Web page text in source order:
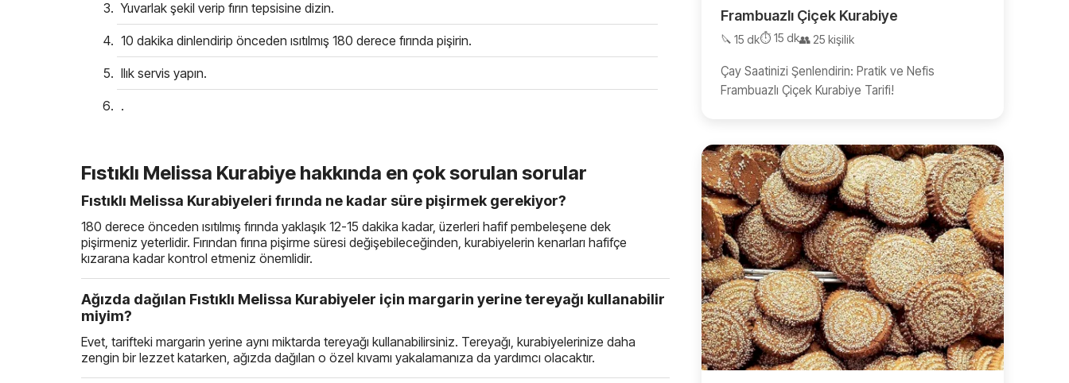
Yuvarlak şekil verip fırın tepsisine dizin.
10 dakika dinlendirip önceden ısıtılmış 180 derece fırında pişirin.
Ilık servis yapın.
.
Fıstıklı Melissa Kurabiye hakkında en çok sorulan sorular
Fıstıklı Melissa Kurabiyeleri fırında ne kadar süre pişirmek gerekiyor?
180 derece önceden ısıtılmış fırında yaklaşık 12-15 dakika kadar, üzerleri hafif pembeleşene dek
pişirmeniz yeterlidir. Fırından fırına pişirme süresi değişebileceğinden, kurabiyelerin kenarları hafifçe
kızarana kadar kontrol etmeniz önemlidir.
Ağızda dağılan Fıstıklı Melissa Kurabiyeler için margarin yerine tereyağı kullanabilir
miyim?
Evet, tarifteki margarin yerine aynı miktarda tereyağı kullanabilirsiniz. Tereyağı, kurabiyelerinize daha
zengin bir lezzet katarken, ağızda dağılan o özel kıvamı yakalamanıza da yardımcı olacaktır.
Frambuazlı Çiçek Kurabiye
🔪 15 dk⏱️ 15 dk👥 25 kişilik
Çay Saatinizi Şenlendirin: Pratik ve Nefis
Frambuazlı Çiçek Kurabiye Tarifi!